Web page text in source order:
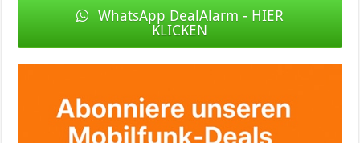
WhatsApp DealAlarm - HIER
KLICKEN